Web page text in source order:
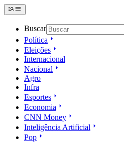
Buscar
Política
Eleições
Internacional
Nacional
Agro
Infra
Esportes
Economia
CNN Money
Inteligência Artificial
Pop